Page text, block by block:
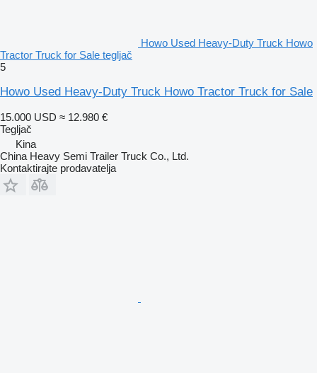
Howo Used Heavy-Duty Truck Howo
Tractor Truck for Sale tegljač
5
Howo Used Heavy-Duty Truck Howo Tractor Truck for Sale
15.000 USD ≈ 12.980 €
Tegljač
Kina
China Heavy Semi Trailer Truck Co., Ltd.
Kontaktirajte prodavatelja